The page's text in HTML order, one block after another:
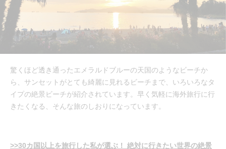
驚くほど透き通ったエメラルドブルーの天国のようなビーチか
ら、サンセットがとても綺麗に見れるビーチまで、いろいろなタ
イプの絶景ビーチが紹介されています。早く気軽に海外旅行に行
きたくなる、そんな旅のしおりになっています。
>>30カ国以上を旅行した私が選ぶ！ 絶対に行きたい世界の絶景